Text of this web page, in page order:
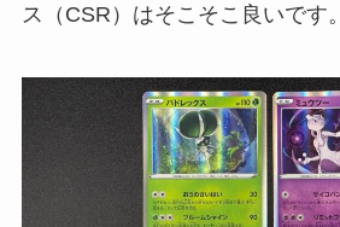
ス（CSR）はそこそこ良いです。